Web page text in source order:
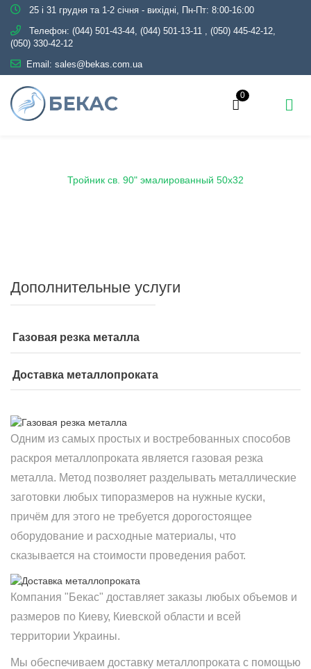
25 і 31 грудня та 1-2 січня - вихідні, Пн-Пт: 8:00-16:00
Телефон: (044) 501-43-44, (044) 501-13-11 , (050) 445-42-12,
(050) 330-42-12
Email: sales@bekas.com.ua
0
Тройник св. 90" эмалированный 50х32
Дополнительные услуги
Газовая резка металла
Доставка металлопроката
Одним из самых простых и востребованных способов
раскроя металлопроката является газовая резка
металла. Метод позволяет разделывать металлические
заготовки любых типоразмеров на нужные куски,
причём для этого не требуется дорогостоящее
оборудование и расходные материалы, что
сказывается на стоимости проведения работ.
Компания "Бекас" доставляет заказы любых объемов и
размеров по Киеву, Киевской области и всей
территории Украины.
Мы обеспечиваем доставку металлопроката с помощью